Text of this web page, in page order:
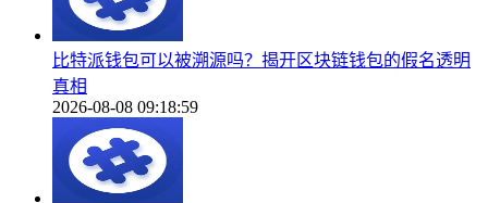
比特派钱包可以被溯源吗？揭开区块链钱包的假名透明
真相
2026-08-08 09:18:59